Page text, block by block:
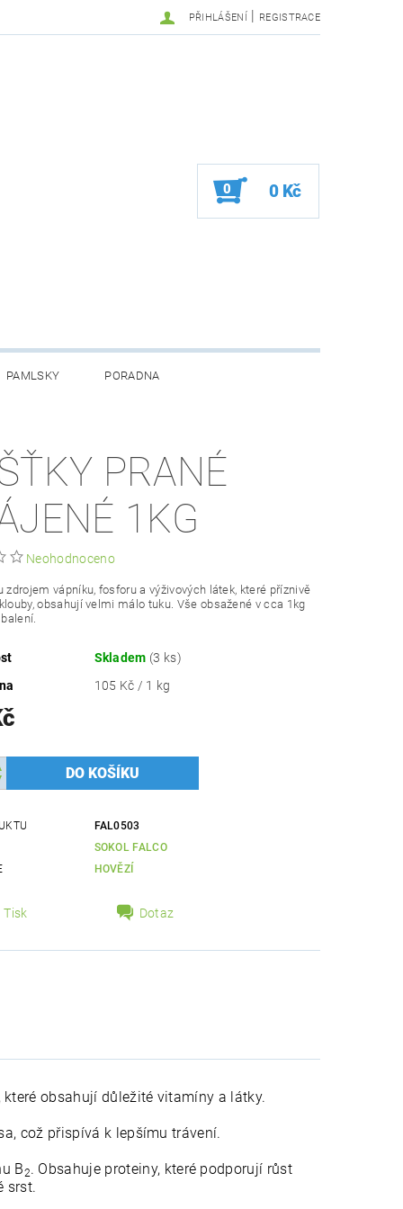
PŘIHLÁŠENÍ | REGISTRACE
0 0 Kč
PAMLSKY PORADNA
PRANÉ
1KG
Neohodnoceno
zdrojem vápníku, fosforu a výživových látek, které příznivě
obsahují velmi málo tuku. Vše obsažené v cca 1kg
Skladem (3 ks)
105 Kč / 1 kg
FAL0503
SOKOL FALCO
HOVĚZÍ
Tisk Dotaz
obsahují důležité vitamíny a látky.
což přispívá k lepšímu trávení.
B2. Obsahuje proteiny, které podporují růst
srst.